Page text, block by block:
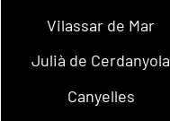
Vilassar de Mar
Julià de Cerdanyola
Canyelles